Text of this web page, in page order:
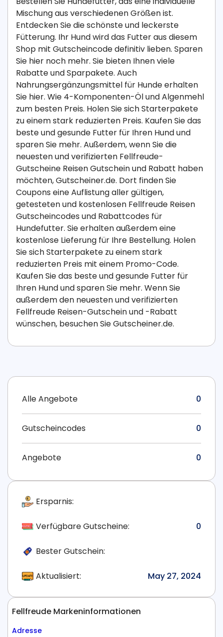
Mischung aus verschiedenen Größen ist.
Entdecken Sie die schönste und leckerste
Fütterung. Ihr Hund wird das Futter aus diesem
Shop mit Gutscheincode definitiv lieben. Sparen
Sie hier noch mehr. Sie bieten Ihnen viele
Rabatte und Sparpakete. Auch
Nahrungsergänzungsmittel für Hunde erhalten
Sie hier. Wie 4-Komponenten-Öl und Algenmehl
zum besten Preis. Holen Sie sich Starterpakete
zu einem stark reduzierten Preis. Kaufen Sie das
beste und gesunde Futter für Ihren Hund und
sparen Sie mehr. Außerdem, wenn Sie die
neuesten und verifizierten Fellfreude-
Gutscheine Reisen Gutschein und Rabatt haben
möchten, Gutscheiner.de. Dort finden Sie
Coupons eine Auflistung aller gültigen,
getesteten und kostenlosen Fellfreude Reisen
Gutscheincodes und Rabattcodes für
Hundefutter. Sie erhalten außerdem eine
kostenlose Lieferung für Ihre Bestellung. Holen
Sie sich Starterpakete zu einem stark
reduzierten Preis mit einem Promo-Code.
Kaufen Sie das beste und gesunde Futter für
Ihren Hund und sparen Sie mehr. Wenn Sie
außerdem den neuesten und verifizierten
Fellfreude Reisen-Gutschein und -Rabatt
wünschen, besuchen Sie Gutscheiner.de.
Alle Angebote 0
Gutscheincodes 0
Angebote 0
Ersparnis:
Verfügbare Gutscheine: 0
Bester Gutschein:
Aktualisiert: May 27, 2024
Fellfreude Markeninformationen
Adresse